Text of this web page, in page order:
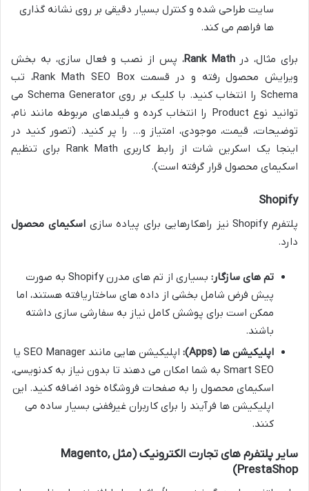
سایت طراحی شده و کنترل بسیار دقیقی بر روی نشانه گذاری
ها فراهم می کند.
برای مثال، درRank Math، پس از نصب و فعال سازی، به بخش
ویرایش محصول رفته و در قسمت Rank Math SEO Box، تب
Schema را انتخاب کنید. با کلیک بر روی Schema Generator می
توانید نوع Product را انتخاب کرده و فیلدهای مربوطه مانند نام،
توضیحات، قیمت، موجودی، امتیاز و… را پر کنید. (تصور کنید در
اینجا یک اسکرین شات از رابط کاربری Rank Math برای تنظیم
اسکیمای محصول قرار گرفته است).
Shopify
پلتفرم Shopify نیز راهکارهایی برای پیاده سازی
اسکیمای محصول
دارد.
تم های سازگار:
بسیاری از تم های مدرن Shopify به صورت
پیش فرض شامل بخشی از داده های ساختاریافته هستند، اما
ممکن است برای پوشش کامل نیاز به سفارشی سازی داشته
باشند.
اپلیکیشن ها (Apps):
اپلیکیشن هایی مانند SEO Manager یا
Smart SEO به شما امکان می دهند تا بدون نیاز به کدنویسی،
اسکیمای محصول را به صفحات فروشگاه خود اضافه کنید. این
اپلیکیشن ها فرآیند را برای کاربران غیرففنی بسیار ساده می
کنند.
سایر پلتفرم های تجارت الکترونیک (مثل Magento,
PrestaShop)